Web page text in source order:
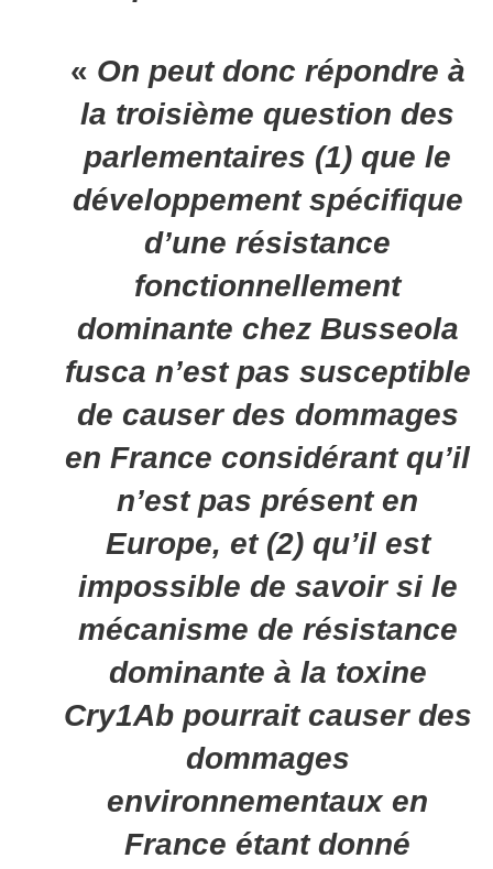
« On peut donc répondre à
la troisième question des
parlementaires (1) que le
développement spécifique
d’une résistance
fonctionnellement
dominante chez Busseola
fusca n’est pas susceptible
de causer des dommages
en France considérant qu’il
n’est pas présent en
Europe, et (2) qu’il est
impossible de savoir si le
mécanisme de résistance
dominante à la toxine
Cry1Ab pourrait causer des
dommages
environnementaux en
France étant donné